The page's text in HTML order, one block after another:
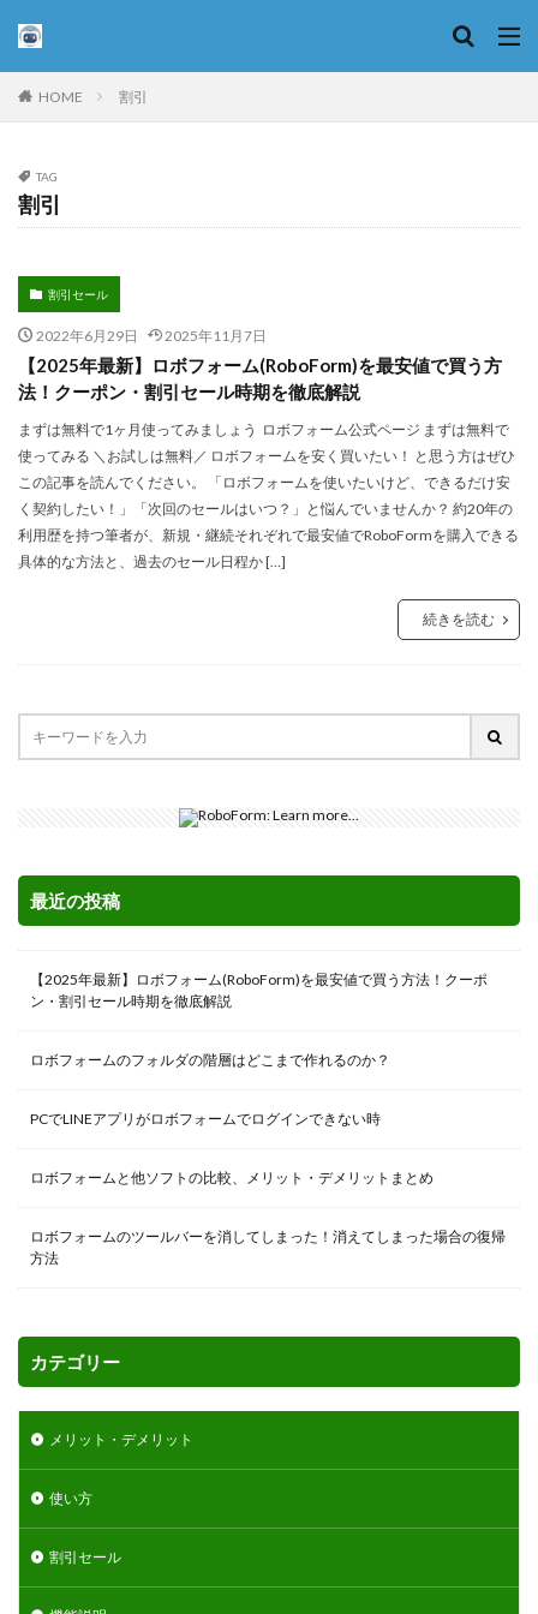
HOME 割引
TAG
割引
割引セール
2022年6月29日 2025年11月7日
【2025年最新】ロボフォーム(RoboForm)を最安値で買う方
法！クーポン・割引セール時期を徹底解説
まずは無料で1ヶ月使ってみましょう ロボフォーム公式ページ まずは無料で
使ってみる ＼お試しは無料／ ロボフォームを安く買いたい！ と思う方はぜひ
この記事を読んでください。 「ロボフォームを使いたいけど、できるだけ安
く契約したい！」「次回のセールはいつ？」と悩んでいませんか？ 約20年の
利用歴を持つ筆者が、新規・継続それぞれで最安値でRoboFormを購入できる
具体的な方法と、過去のセール日程か […]
続きを読む
最近の投稿
【2025年最新】ロボフォーム(RoboForm)を最安値で買う方法！クーポ
ン・割引セール時期を徹底解説
ロボフォームのフォルダの階層はどこまで作れるのか？
PCでLINEアプリがロボフォームでログインできない時
ロボフォームと他ソフトの比較、メリット・デメリットまとめ
ロボフォームのツールバーを消してしまった！消えてしまった場合の復帰
方法
カテゴリー
メリット・デメリット
使い方
割引セール